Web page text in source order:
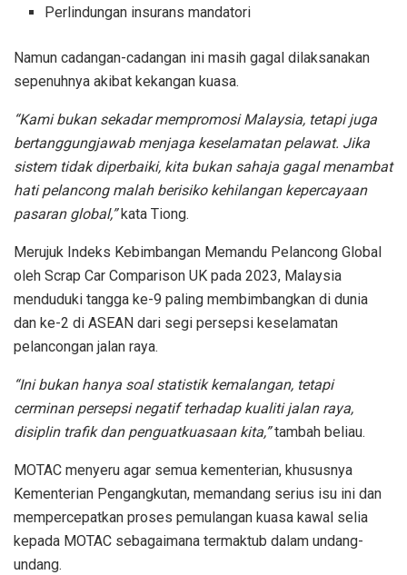
Perlindungan insurans mandatori
Namun cadangan-cadangan ini masih gagal dilaksanakan
sepenuhnya akibat kekangan kuasa.
“Kami bukan sekadar mempromosi Malaysia, tetapi juga
bertanggungjawab menjaga keselamatan pelawat. Jika
sistem tidak diperbaiki, kita bukan sahaja gagal menambat
hati pelancong malah berisiko kehilangan kepercayaan
pasaran global,”kata Tiong.
Merujuk Indeks Kebimbangan Memandu Pelancong Global
oleh Scrap Car Comparison UK pada 2023, Malaysia
menduduki tangga ke-9 paling membimbangkan di dunia
dan ke-2 di ASEAN dari segi persepsi keselamatan
pelancongan jalan raya.
“Ini bukan hanya soal statistik kemalangan, tetapi
cerminan persepsi negatif terhadap kualiti jalan raya,
disiplin trafik dan penguatkuasaan kita,”tambah beliau.
MOTAC menyeru agar semua kementerian, khususnya
Kementerian Pengangkutan, memandang serius isu ini dan
mempercepatkan proses pemulangan kuasa kawal selia
kepada MOTAC sebagaimana termaktub dalam undang-
undang.